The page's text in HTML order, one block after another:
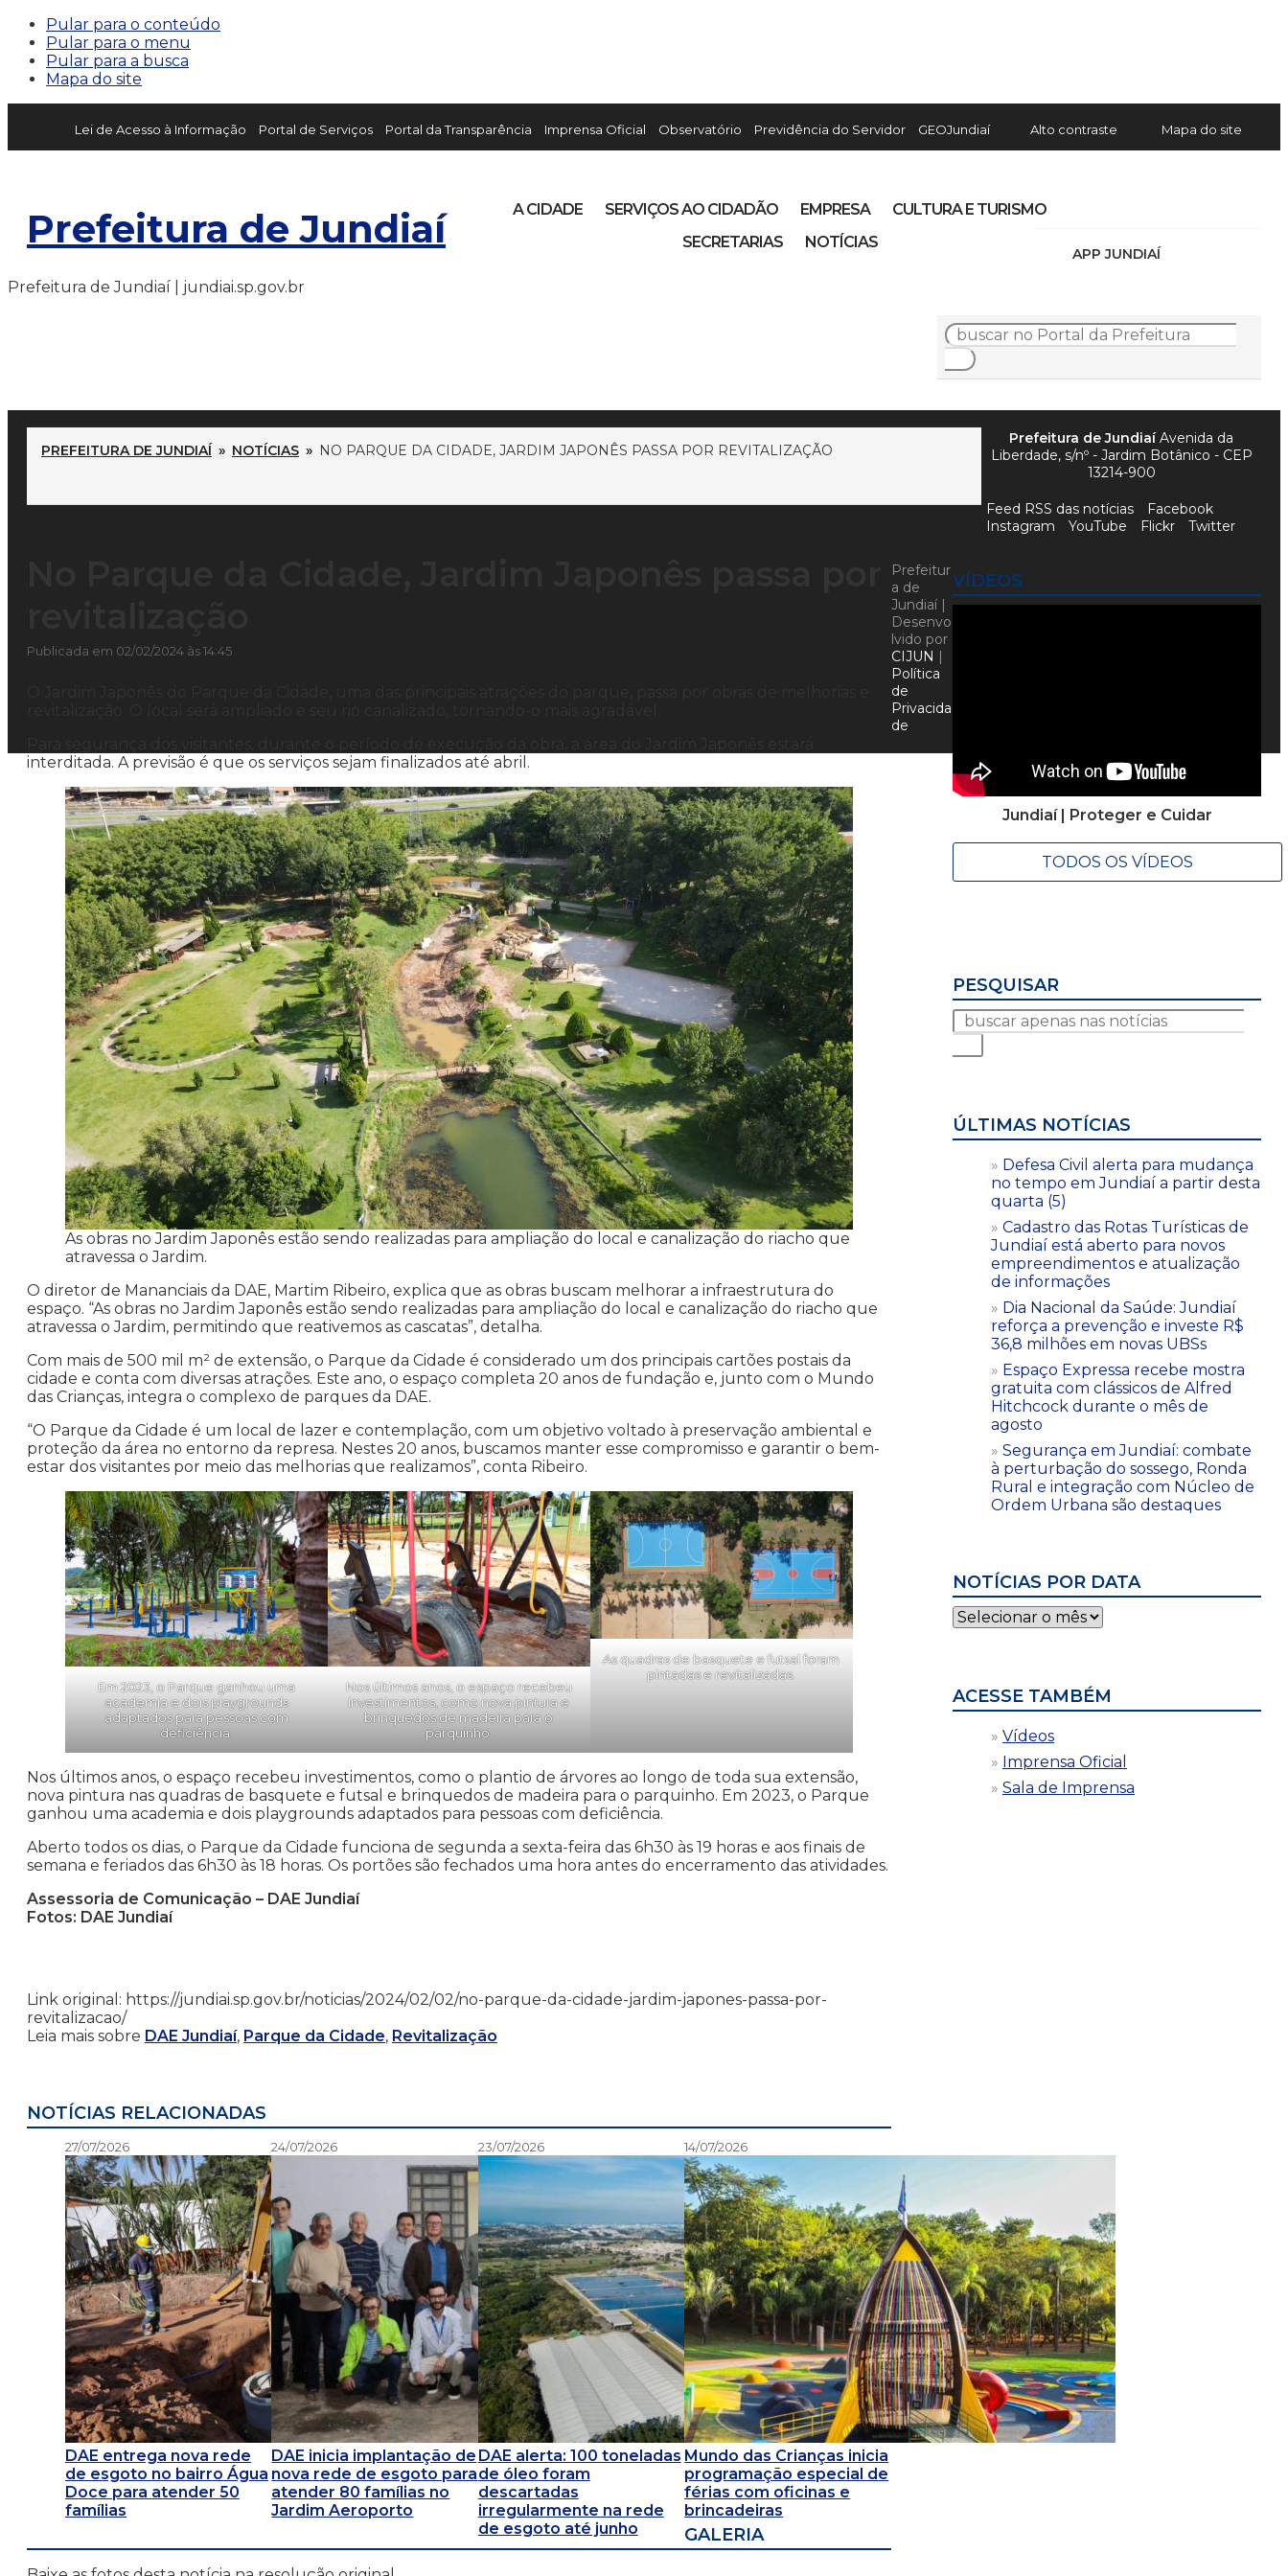
Pular para o conteúdo
Pular para o menu
Pular para a busca
Mapa do site
Lei de Acesso à Informação Portal de Serviços Portal da Transparência Imprensa Oficial Observatório Previdência do Servidor GEOJundiaí Alto contraste Mapa do site
Prefeitura de Jundiaí
APP JUNDIAÍ
A CIDADE SERVIÇOS AO CIDADÃO EMPRESA
CULTURA E TURISMO
SECRETARIAS
NOTÍCIAS
Prefeitura de Jundiaí | jundiai.sp.gov.br
PREFEITURA DE JUNDIAÍ » NOTÍCIAS » NO PARQUE DA CIDADE, JARDIM JAPONÊS PASSA POR REVITALIZAÇÃO
Publicada em 02/02/2024 às 14:45
interditada. A previsão é que os serviços sejam finalizados até abril.
As obras no Jardim Japonês estão sendo realizadas para ampliação do local e canalização do riacho que
atravessa o Jardim.
O diretor de Mananciais da DAE, Martim Ribeiro, explica que as obras buscam melhorar a infraestrutura do
espaço. “As obras no Jardim Japonês estão sendo realizadas para ampliação do local e canalização do riacho que
atravessa o Jardim, permitindo que reativemos as cascatas”, detalha.
Com mais de 500 mil m² de extensão, o Parque da Cidade é considerado um dos principais cartões postais da
cidade e conta com diversas atrações. Este ano, o espaço completa 20 anos de fundação e, junto com o Mundo
das Crianças, integra o complexo de parques da DAE.
“O Parque da Cidade é um local de lazer e contemplação, com um objetivo voltado à preservação ambiental e
proteção da área no entorno da represa. Nestes 20 anos, buscamos manter esse compromisso e garantir o bem-
estar dos visitantes por meio das melhorias que realizamos”, conta Ribeiro.
Em 2023, o Parque ganhou uma
academia e dois playgrounds
adaptados para pessoas com
deficiência.
Nos últimos anos, o espaço recebeu
investimentos, como nova pintura e
brinquedos de madeira para o
parquinho.
As quadras de basquete e futsal foram
pintadas e revitalizadas.
Nos últimos anos, o espaço recebeu investimentos, como o plantio de árvores ao longo de toda sua extensão,
nova pintura nas quadras de basquete e futsal e brinquedos de madeira para o parquinho. Em 2023, o Parque
ganhou uma academia e dois playgrounds adaptados para pessoas com deficiência.
Aberto todos os dias, o Parque da Cidade funciona de segunda a sexta-feira das 6h30 às 19 horas e aos finais de
semana e feriados das 6h30 às 18 horas. Os portões são fechados uma hora antes do encerramento das atividades.
Assessoria de Comunicação – DAE Jundiaí
Fotos: DAE Jundiaí
Link original: https://jundiai.sp.gov.br/noticias/2024/02/02/no-parque-da-cidade-jardim-japones-passa-por-
revitalizacao/
Leia mais sobre DAE Jundiaí, Parque da Cidade, Revitalização
NOTÍCIAS RELACIONADAS
27/07/2026
DAE entrega nova rede
de esgoto no bairro Água
Doce para atender 50
famílias
24/07/2026
DAE inicia implantação de
nova rede de esgoto para
atender 80 famílias no
Jardim Aeroporto
23/07/2026
DAE alerta: 100 toneladas
de óleo foram
descartadas
irregularmente na rede
de esgoto até junho
14/07/2026
Mundo das Crianças inicia
programação especial de
férias com oficinas e
brincadeiras
GALERIA
VÍDEOS
Jundiaí | Proteger e Cuidar
TODOS OS VÍDEOS
PESQUISAR
ÚLTIMAS NOTÍCIAS
Defesa Civil alerta para mudança
no tempo em Jundiaí a partir desta
quarta (5)
Cadastro das Rotas Turísticas de
Jundiaí está aberto para novos
empreendimentos e atualização
de informações
Dia Nacional da Saúde: Jundiaí
reforça a prevenção e investe R$
36,8 milhões em novas UBSs
Espaço Expressa recebe mostra
gratuita com clássicos de Alfred
Hitchcock durante o mês de
agosto
Segurança em Jundiaí: combate
à perturbação do sossego, Ronda
Rural e integração com Núcleo de
Ordem Urbana são destaques
NOTÍCIAS POR DATA
Notícias
por
ACESSE TAMBÉM
Vídeos
Imprensa Oficial
Sala de Imprensa
Prefeitura de JundiaíAvenida da
Liberdade, s/nº - Jardim Botânico - CEP
13214-900
Feed RSS das notícias
Facebook
Instagram
YouTube Flickr Twitter
Prefeitur
a de
Jundiaí |
Desenvo
lvido por
CIJUN |
Política
de
Privacida
de